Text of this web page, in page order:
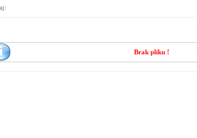
Brak pliku !